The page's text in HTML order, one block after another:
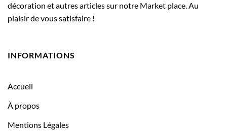
décoration et autres articles sur notre Market place. Au
plaisir de vous satisfaire !
INFORMATIONS
Accueil
À propos
Mentions Légales